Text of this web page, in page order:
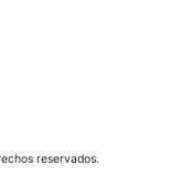
reservados.